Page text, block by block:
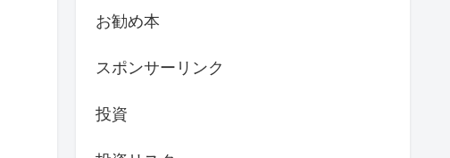
お勧め本
スポンサーリンク
投資